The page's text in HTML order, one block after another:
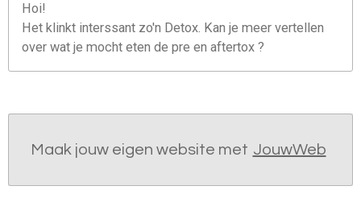
Hoi!
Het klinkt interssant zo'n Detox. Kan je meer vertellen
over wat je mocht eten de pre en aftertox ?
Maak jouw eigen website met JouwWeb